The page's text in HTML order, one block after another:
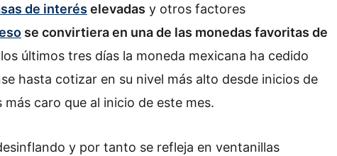
de interés elevadas y otros factores
se convirtiera en una de las monedas favoritas de
últimos tres días la moneda mexicana ha cedido
hasta cotizar en su nivel más alto desde inicios de
caro que al inicio de este mes.
y por tanto se refleja en ventanillas